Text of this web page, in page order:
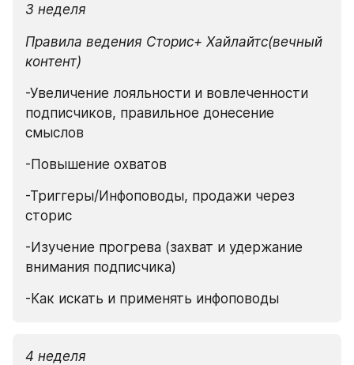
3 неделя
Правила ведения Сторис+ Хайлайтс(вечный
контент)
-Увеличение лояльности и вовлеченности
подписчиков, правильное донесение
смыслов
-Повышение охватов
-Триггеры/Инфоповоды, продажи через
сторис
-Изучение прогрева (захват и удержание
внимания подписчика)
-Как искать и применять инфоповоды
4 неделя